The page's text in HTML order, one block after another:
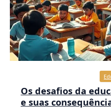
Os desafios da
e suas